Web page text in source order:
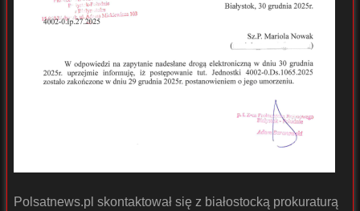
Polsatnews.pl skontaktował się z białostocką prokuraturą